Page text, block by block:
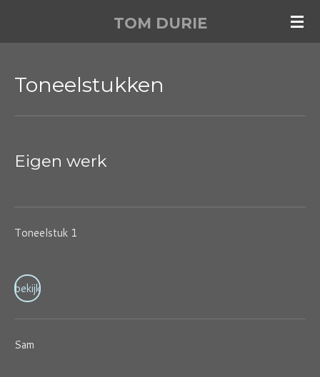
hoofdinhoud
TOM DURIE
Toneelstukken
Eigen werk
Toneelstuk 1
bekijk
Sam